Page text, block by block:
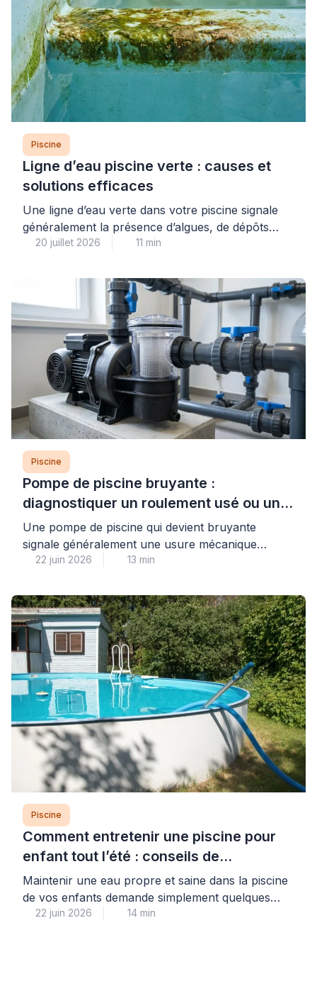
Piscine
Ligne d’eau piscine verte : causes et
solutions efficaces
Une ligne d’eau verte dans votre piscine signale
généralement la présence d’algues, de dépôts
organiques ou de résidus calcaires qui se fixent à
flottaison. Ce problème courant, aussi
inesthétique qu’il puisse paraître, se traite
efficacement à condition d’identifier précisément
sa nature et d’adopter une méthode progressive
adaptée […]
20 juillet 2026 11 min
Piscine
Pompe de piscine bruyante :
diagnostiquer un roulement usé ou un
défaut mécanique
Une pompe de piscine qui devient bruyante
signale généralement une usure mécanique
avancée, le plus souvent au niveau des
cavitation dommageable pour l’ensemble du
système de filtration. Cette situation, fréquente
après plusieurs saisons d’utilisation, nécessite un
diagnostic rapide pour éviter une détérioration
complète du moteur et préserver la […]
22 juin 2026 13 min
Piscine
Comment entretenir une piscine pour
enfant tout l’été : conseils de
professionnel
Maintenir une eau propre et saine dans la piscine
de vos enfants demande simplement quelques
gestes réguliers mais faciles à intégrer dans votre
22 juin 2026 14 min